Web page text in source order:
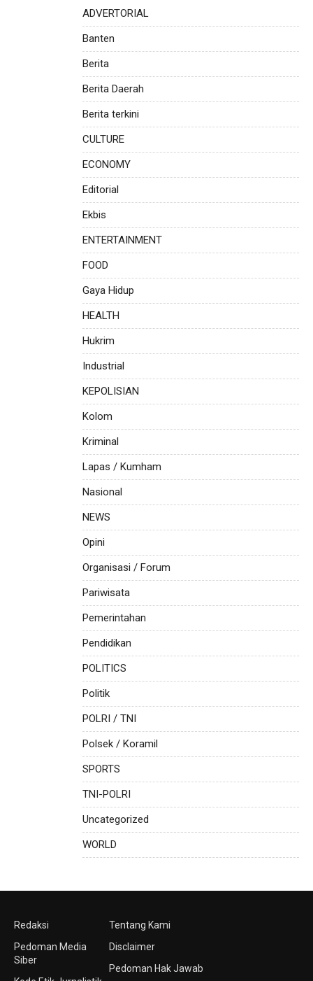
ADVERTORIAL
Banten
Berita
Berita Daerah
Berita terkini
CULTURE
ECONOMY
Editorial
Ekbis
ENTERTAINMENT
FOOD
Gaya Hidup
HEALTH
Hukrim
Industrial
KEPOLISIAN
Kolom
Kriminal
Lapas / Kumham
Nasional
NEWS
Opini
Organisasi / Forum
Pariwisata
Pemerintahan
Pendidikan
POLITICS
Politik
POLRI / TNI
Polsek / Koramil
SPORTS
TNI-POLRI
Uncategorized
WORLD
Redaksi
Pedoman Media
Siber
Tentang Kami
Disclaimer
Pedoman Hak Jawab